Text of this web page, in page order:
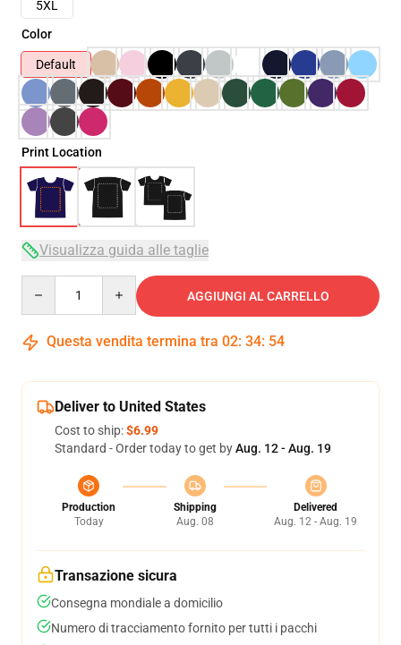
5XL
Color
Default
Print Location
Visualizza guida alle taglie
AGGIUNGI AL CARRELLO
Questa vendita termina tra 02: 34: 54
Deliver to United States
Cost to ship:$6.99
Standard - Order today to get byAug. 12 - Aug. 19
Production
Today
Shipping
Aug. 08
Delivered
Aug. 12 - Aug. 19
Transazione sicura
Consegna mondiale a domicilio
Numero di tracciamento fornito per tutti i pacchi